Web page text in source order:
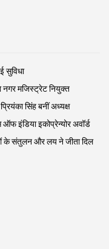
सुविधा
नगर मजिस्ट्रेट नियुक्त
सिंह बनीं अध्यक्ष
इंडिया इकोप्रेन्योर अवॉर्ड
के संतुलन और लय ने जीता दिल